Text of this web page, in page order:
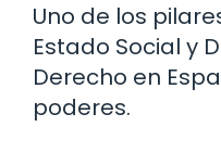
Uno de los
Estado Social y
Derecho en
poderes.